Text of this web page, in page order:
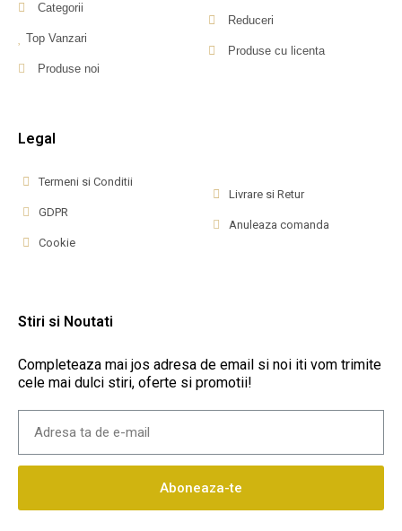
Categorii
Top Vanzari
Produse noi
Reduceri
Produse cu licenta
Legal
Termeni si Conditii
GDPR
Cookie
Livrare si Retur
Anuleaza comanda
Stiri si Noutati
Completeaza mai jos adresa de email si noi iti vom trimite
cele mai dulci stiri, oferte si promotii!
Aboneaza-te